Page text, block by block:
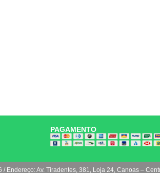
PAGAMENTO
Endereço: Av. Tiradentes, 381, Loja 24, Canoas –